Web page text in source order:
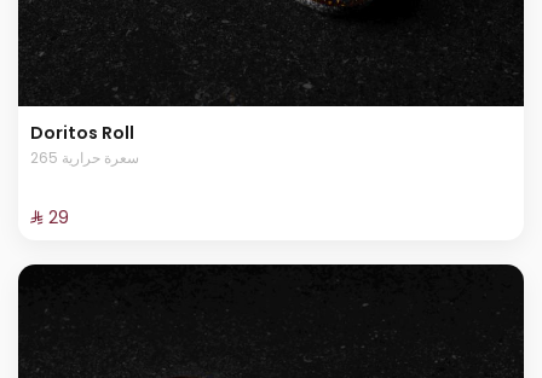
Doritos Roll
265 سعرة حرارية
⁨⁦‪‬ 29⁩